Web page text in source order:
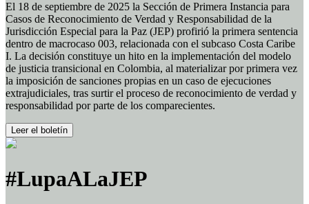
El 18 de septiembre de 2025 la Sección de Primera Instancia para
Casos de Reconocimiento de Verdad y Responsabilidad de la
Jurisdicción Especial para la Paz (JEP) profirió la primera sentencia
dentro de macrocaso 003, relacionada con el subcaso Costa Caribe
I. La decisión constituye un hito en la implementación del modelo
de justicia transicional en Colombia, al materializar por primera vez
la imposición de sanciones propias en un caso de ejecuciones
extrajudiciales, tras surtir el proceso de reconocimiento de verdad y
responsabilidad por parte de los comparecientes.
Leer el boletín
#LupaALaJEP